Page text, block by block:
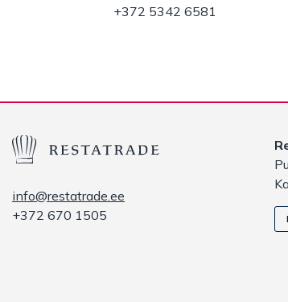
+372 5342 6581
info@restatrade.ee
+372 670 1505